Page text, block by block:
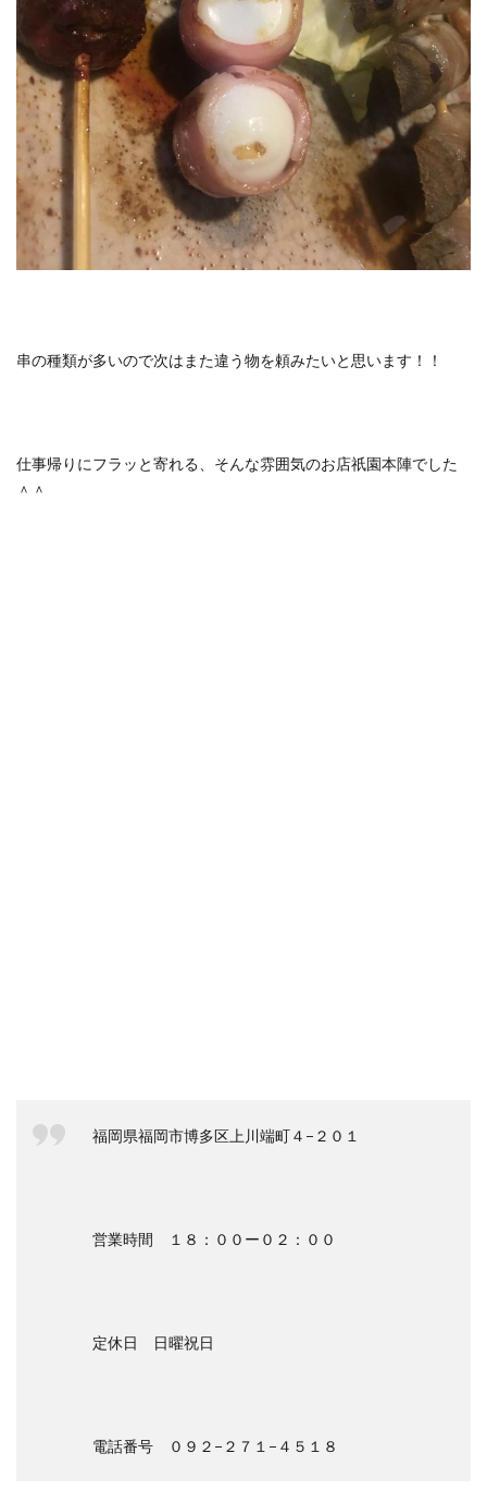
串の種類が多いので次はまた違う物を頼みたいと思います！！
仕事帰りにフラッと寄れる、そんな雰囲気のお店祇園本陣でした
＾＾
福岡県福岡市博多区上川端町４−２０１
営業時間 １８：００ー０２：００
定休日 日曜祝日
電話番号 ０９２−２７１−４５１８